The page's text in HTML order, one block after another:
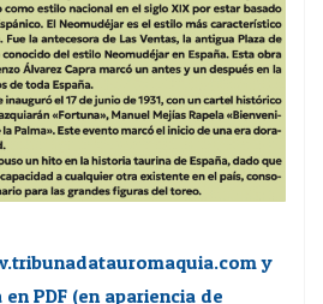
y
PDF (en apariencia de